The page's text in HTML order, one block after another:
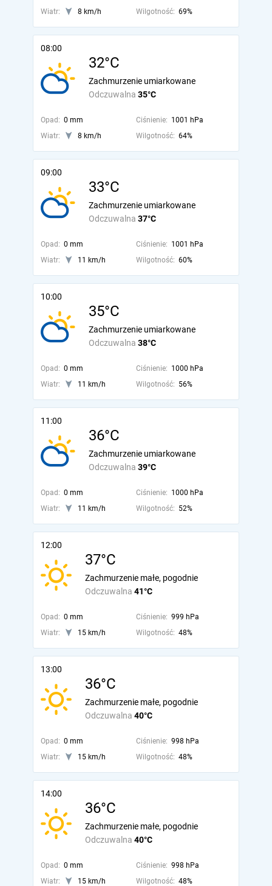
Wiatr: 8 km/h Wilgotność: 69%
08:00
32°C
Odczuwalna 35°C
Zachmurzenie umiarkowane
Opad: 0 mm Ciśnienie: 1001 hPa
Wiatr:
8 km/h Wilgotność: 64%
09:00
33°C
Odczuwalna 37°C
Zachmurzenie umiarkowane
Opad: 0 mm Ciśnienie: 1001 hPa
Wiatr:
11 km/h Wilgotność: 60%
10:00
35°C
Odczuwalna 38°C
Zachmurzenie umiarkowane
Opad: 0 mm Ciśnienie: 1000 hPa
Wiatr:
11 km/h Wilgotność: 56%
11:00
36°C
Odczuwalna 39°C
Zachmurzenie umiarkowane
Opad: 0 mm Ciśnienie: 1000 hPa
Wiatr:
11 km/h Wilgotność: 52%
12:00
37°C
Odczuwalna 41°C
Zachmurzenie małe, pogodnie
Opad: 0 mm Ciśnienie: 999 hPa
Wiatr:
15 km/h Wilgotność: 48%
13:00
36°C
Odczuwalna 40°C
Zachmurzenie małe, pogodnie
Opad: 0 mm Ciśnienie: 998 hPa
Wiatr:
15 km/h Wilgotność: 48%
14:00
36°C
Odczuwalna 40°C
Zachmurzenie małe, pogodnie
Opad: 0 mm Ciśnienie: 998 hPa
Wiatr:
15 km/h Wilgotność: 48%